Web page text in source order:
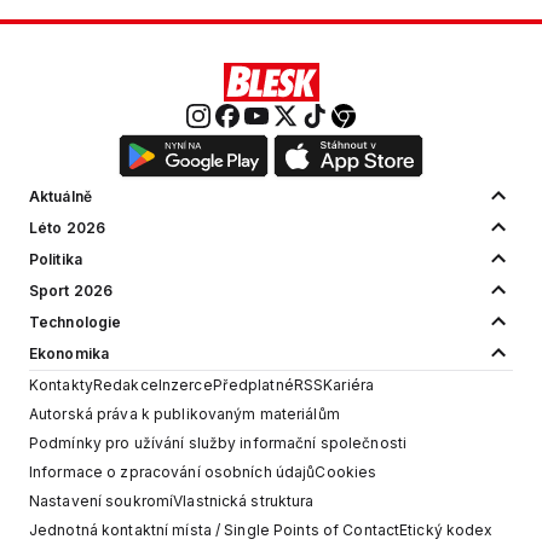
Aktuálně
Léto 2026
Politika
Sport 2026
Technologie
Ekonomika
KontaktyRedakceInzercePředplatnéRSSKariéra
Autorská práva k publikovaným materiálům
Podmínky pro užívání služby informační společnosti
Informace o zpracování osobních údajůCookies
Nastavení soukromíVlastnická struktura
Jednotná kontaktní místa / Single Points of ContactEtický kodex